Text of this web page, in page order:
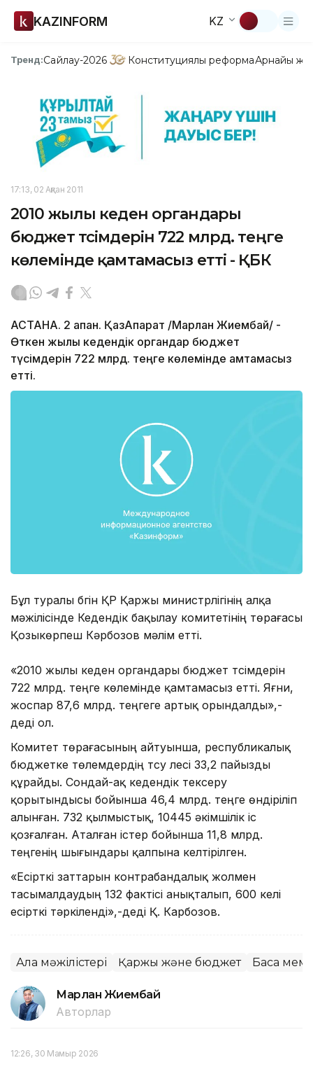
KAZINFORM KZ
Тренд:Сайлау-2026 Конституциялық реформаАрнайы
17:13, 02 Ақпан 2011
2010 жылы кеден органдары
бюджет түсімдерін 722 млрд. теңге
көлемінде қамтамасыз етті - ҚБК
АСТАНА. 2 ақпан. ҚазАқпарат /Марлан Жиембай/ -
Өткен жылы кедендік органдар бюджет
түсімдерін 722 млрд. теңге көлемінде қамтамасыз
етті.
Бұл туралы бүгін ҚР Қаржы министрлігінің алқа
мәжілісінде Кедендік бақылау комитетінің төрағасы
Қозыкөрпеш Кәрбозов мәлім етті.
«2010 жылы кеден органдары бюджет түсімдерін
722 млрд. теңге көлемінде қамтамасыз етті. Яғни,
жоспар 87,6 млрд. теңгеге артық орындалды»,-
деді ол.
Комитет төрағасының айтуынша, республикалық
бюджетке төлемдердің түсу үлесі 33,2 пайызды
құрайды. Сондай-ақ кедендік тексеру
қорытындысы бойынша 46,4 млрд. теңге өндіріліп
алынған. 732 қылмыстық, 10445 әкімшілік іс
қозғалған. Аталған істер бойынша 11,8 млрд.
теңгенің шығындары қалпына келтірілген.
«Есірткі заттарын контрабандалық жолмен
тасымалдаудың 132 фактісі анықталып, 600 келі
есірткі тәркіленді»,-деді Қ. Карбозов.
Алқа мәжілістері Қаржы және бюджет Басқа
Марлан Жиембай
Авторлар
12:26, 30 Мамыр 2026